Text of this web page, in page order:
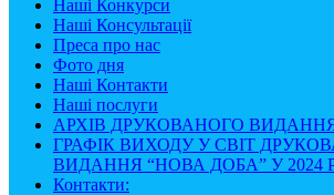
Наші Конкурси
Наші Консультації
Преса про нас
Фото дня
Наші Контакти
Наші послуги
АРХІВ ДРУКОВАНОГО
ГРАФІК ВИХОДУ У СВІТ
ВИДАННЯ “НОВА ДОБА” У 2024
Контакти: